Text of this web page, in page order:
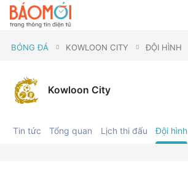
BÓNG ĐÁ KOWLOON CITY ĐỘI HÌNH
Kowloon City
Tin tức Tổng quan Lịch thi đấu Đội hình